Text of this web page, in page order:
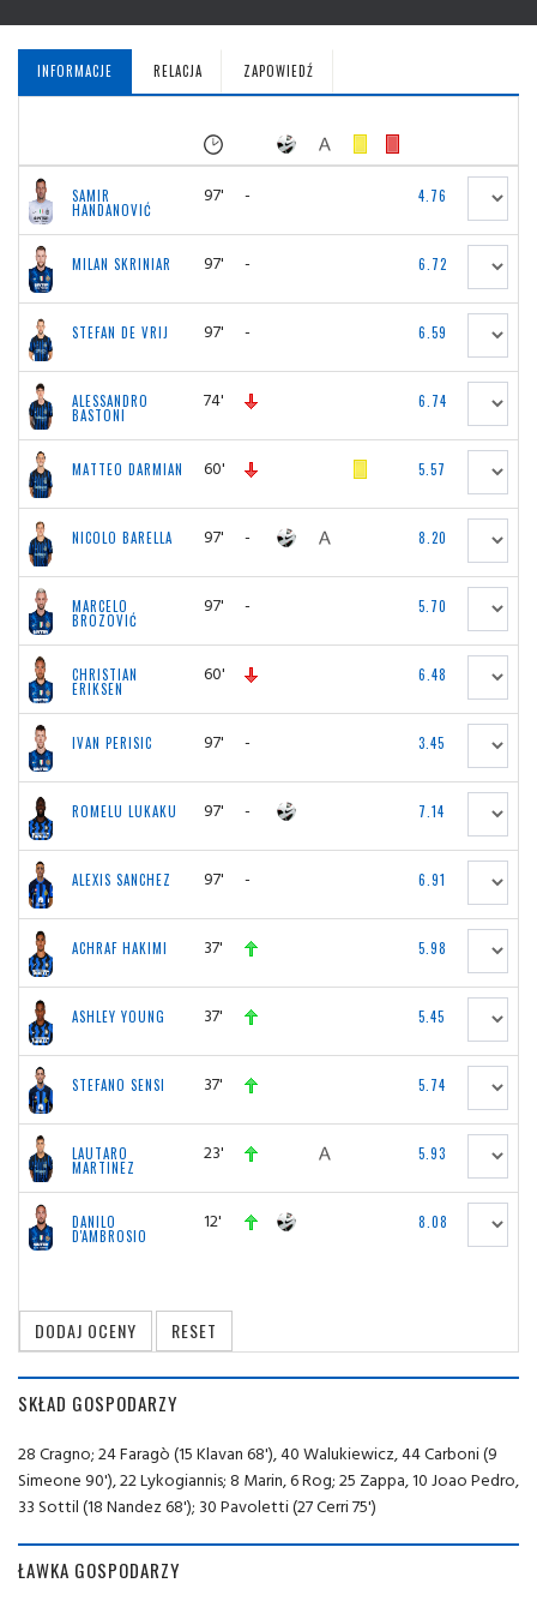
INFORMACJE RELACJA ZAPOWIEDŹ
SAMIR
HANDANOVIĆ
97' - 4.76
MILAN SKRINIAR 97' - 6.72
STEFAN DE VRIJ 97' - 6.59
ALESSANDRO
BASTONI
74' 6.74
MATTEO DARMIAN 60' 5.57
NICOLO BARELLA 97' - 8.20
MARCELO
BROZOVIĆ
97' - 5.70
CHRISTIAN
ERIKSEN
60' 6.48
IVAN PERISIC 97' - 3.45
ROMELU LUKAKU 97' - 7.14
ALEXIS SANCHEZ 97' - 6.91
ACHRAF HAKIMI 37' 5.98
ASHLEY YOUNG 37' 5.45
STEFANO SENSI 37' 5.74
LAUTARO
MARTINEZ
23' 5.93
DANILO
D'AMBROSIO
12' 8.08
SKŁAD GOSPODARZY
28 Cragno; 24 Faragò (15 Klavan 68'), 40 Walukiewicz, 44 Carboni (9
Simeone 90'), 22 Lykogiannis; 8 Marin, 6 Rog; 25 Zappa, 10 Joao Pedro,
33 Sottil (18 Nandez 68'); 30 Pavoletti (27 Cerri 75')
ŁAWKA GOSPODARZY